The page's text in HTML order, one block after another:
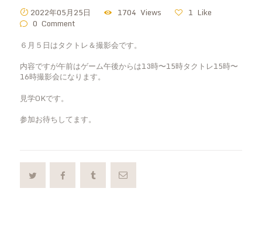
2022年05月25日 1704 Views 1 Like
0 Comment
６月５日はタクトレ＆撮影会です。
内容ですが午前はゲーム午後からは13時〜15時タクトレ15時〜
16時撮影会になります。
見学OKです。
参加お待ちしてます。